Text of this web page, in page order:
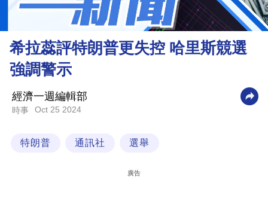
市
財
業
科
希拉蕊評特朗普更失控 哈里斯競選
強調警示
經濟一週編輯部
時事 Oct 25 2024
特朗普 通訊社 選舉
廣告